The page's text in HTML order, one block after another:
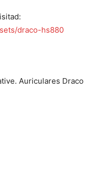
draco-hs880
Auriculares Draco